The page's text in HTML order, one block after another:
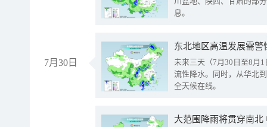
息。
7月30日
东北地区高温发展需
未来三天（7月30日至8月
流性降水。同时，从华北
全天候在线。
大范围降雨将贯穿南